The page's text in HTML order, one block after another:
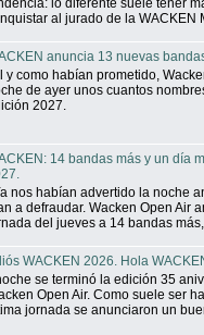
al jurado de la WACKEN
anuncia 13 nuevas
y como habían prometido,
de ayer unos cuantos
2027.
14 bandas más y un día
nos habían advertido la noche
a defraudar. Wacken Open Air
del jueves a 14 bandas más,
WACKEN 2026. Hola
se terminó la edición 35
Open Air. Como suele ser
jornada se anunciaron un